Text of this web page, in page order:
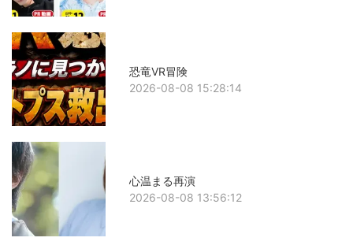
恐竜VR冒険
2026-08-08 15:28:14
心温まる再演
2026-08-08 13:56:12